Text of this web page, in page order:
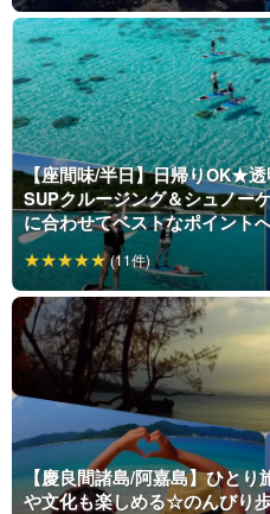
【座間味/半日】日帰りOK★
SUPクルージング＆シュノー
に合わせてベストなポイント
(11件)
【慶良間諸島/阿嘉島】ひとり
や文化も楽しめる☆のんびり